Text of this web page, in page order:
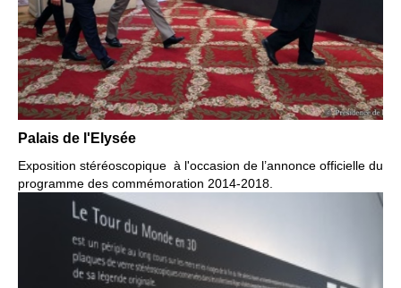
Palais de l'Elysée
Exposition stéréoscopique à l'occasion de l’annonce officielle du
programme des commémoration 2014-2018.